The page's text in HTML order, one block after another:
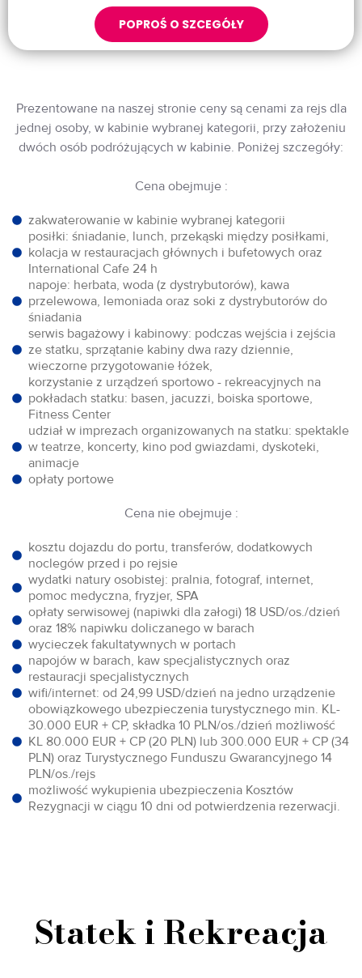
POPROŚ O SZCEGÓŁY
Prezentowane na naszej stronie ceny są cenami za rejs dla
jednej osoby, w kabinie wybranej kategorii, przy założeniu
dwóch osób podróżujących w kabinie. Poniżej szczegóły:
Cena obejmuje :
zakwaterowanie w kabinie wybranej kategorii
posiłki: śniadanie, lunch, przekąski między posiłkami,
kolacja w restauracjach głównych i bufetowych oraz
International Cafe 24 h
napoje: herbata, woda (z dystrybutorów), kawa
przelewowa, lemoniada oraz soki z dystrybutorów do
śniadania
serwis bagażowy i kabinowy: podczas wejścia i zejścia
ze statku, sprzątanie kabiny dwa razy dziennie,
wieczorne przygotowanie łóżek,
korzystanie z urządzeń sportowo - rekreacyjnych na
pokładach statku: basen, jacuzzi, boiska sportowe,
Fitness Center
udział w imprezach organizowanych na statku: spektakle
w teatrze, koncerty, kino pod gwiazdami, dyskoteki,
animacje
opłaty portowe
Cena nie obejmuje :
kosztu dojazdu do portu, transferów, dodatkowych
noclegów przed i po rejsie
wydatki natury osobistej: pralnia, fotograf, internet,
pomoc medyczna, fryzjer, SPA
opłaty serwisowej (napiwki dla załogi) 18 USD/os./dzień
oraz 18% napiwku doliczanego w barach
wycieczek fakultatywnych w portach
napojów w barach, kaw specjalistycznych oraz
restauracji specjalistycznych
wifi/internet: od 24,99 USD/dzień na jedno urządzenie
obowiązkowego ubezpieczenia turystycznego min. KL-
30.000 EUR + CP, składka 10 PLN/os./dzień możliwość
KL 80.000 EUR + CP (20 PLN) lub 300.000 EUR + CP (34
PLN) oraz Turystycznego Funduszu Gwarancyjnego 14
PLN/os./rejs
możliwość wykupienia ubezpieczenia Kosztów
Rezygnacji w ciągu 10 dni od potwierdzenia rezerwacji.
Statek i Rekreacja